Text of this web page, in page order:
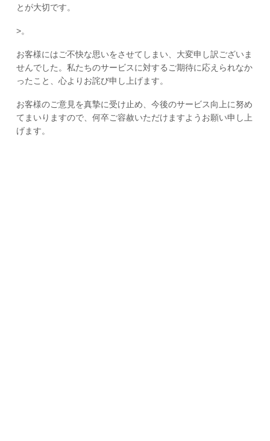
とが大切です。
>。
お客様にはご不快な思いをさせてしまい、大変申し訳ございま
せんでした。私たちのサービスに対するご期待に応えられなか
ったこと、心よりお詫び申し上げます。
お客様のご意見を真摯に受け止め、今後のサービス向上に努め
てまいりますので、何卒ご容赦いただけますようお願い申し上
げます。